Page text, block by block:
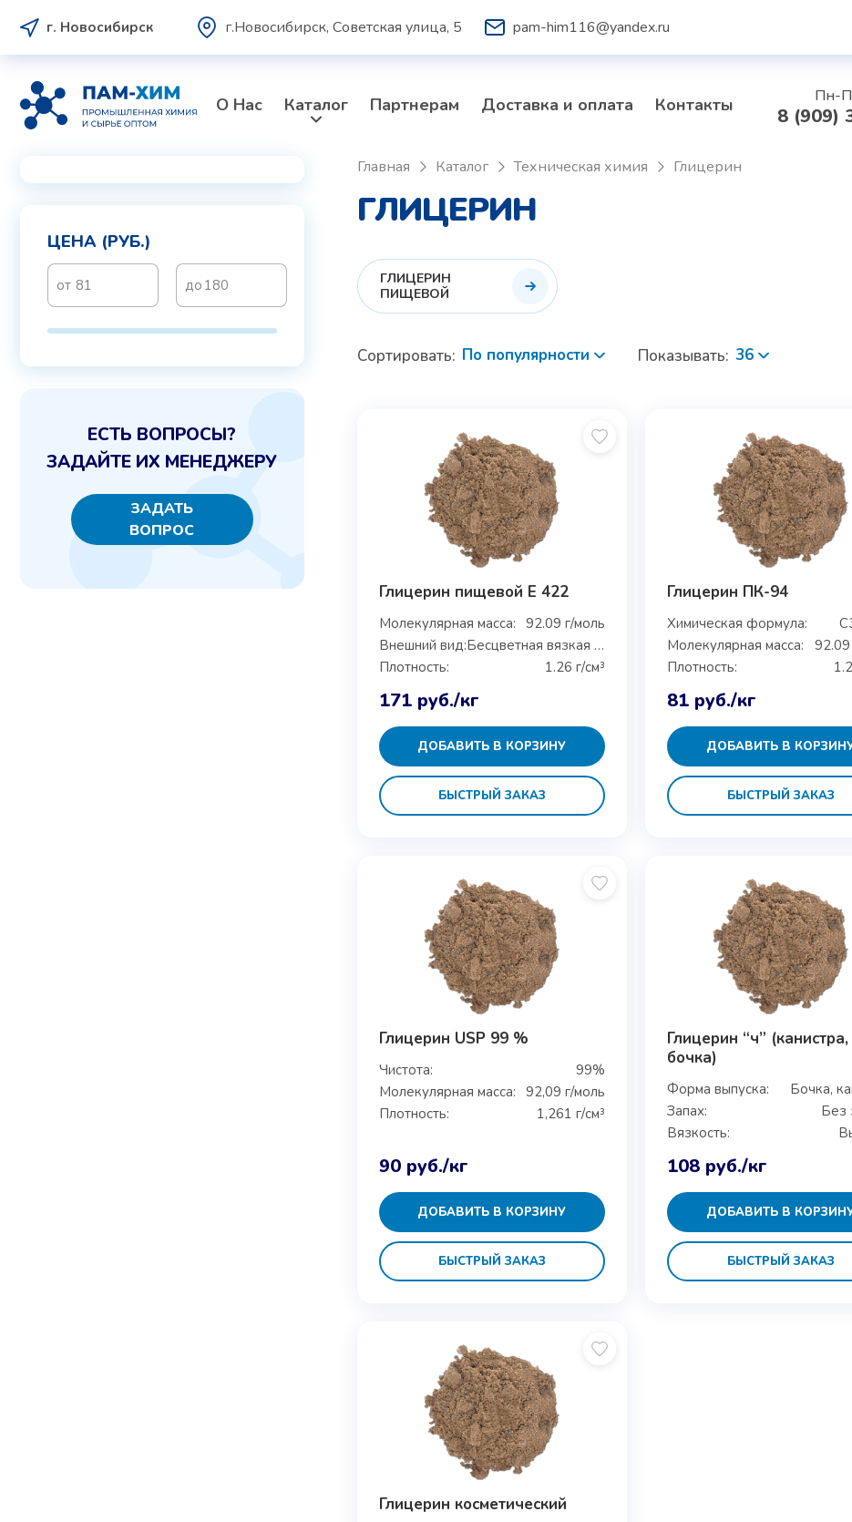
г. Новосибирск г.Новосибирск, Советская улица, 5 pam-him116@yandex.ru
О Нас Каталог Партнерам Доставка и оплата Контакты Пн-
8 (909)
ЦЕНА (РУБ.)
ЕСТЬ ВОПРОСЫ?
ЗАДАЙТЕ ИХ МЕНЕДЖЕРУ
ЗАДАТЬ
ВОПРОС
Главная Каталог Техническая химия Глицерин
ГЛИЦЕРИН
ГЛИЦЕРИН
ПИЩЕВОЙ
Сортировать: По популярности Показывать: 36
Глицерин пищевой E 422
Молекулярная масса:
92.09 г/моль
Внешний вид:
Бесцветная вязкая жидкость
Плотность:
1.26 г/см³
171 руб./кг
ДОБАВИТЬ В КОРЗИНУ
БЫСТРЫЙ ЗАКАЗ
Глицерин ПК-94
Химическая формула:
Молекулярная масса:
92.09
Плотность:
81 руб./кг
ДОБАВИТЬ В
БЫСТРЫЙ ЗАКАЗ
Глицерин USP 99 %
Чистота:
99%
Молекулярная масса:
92,09 г/моль
Плотность:
1,261 г/см³
90 руб./кг
ДОБАВИТЬ В КОРЗИНУ
БЫСТРЫЙ ЗАКАЗ
Глицерин “ч” (канистра,
бочка)
Форма выпуска:
Бочка,
Запах:
Без
Вязкость:
108 руб./кг
ДОБАВИТЬ В
БЫСТРЫЙ ЗАКАЗ
Глицерин косметический